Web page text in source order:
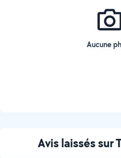
Aucune
Avis laissés sur